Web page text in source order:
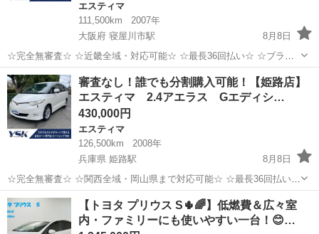
エスティマ
111,500km
2007年
大阪府 寝屋川市駅
8月8日
☆完全無審査☆ ☆近畿全域・対応可能☆ ☆最長36回払い☆ ☆ブラッ
クOK☆ ☆保証人・保証会社不要☆ ☆頭金・初期費用不要☆ ☆在籍確
認不要☆ ☆収入証明書不要☆ ●車両情報● 車種：...
大阪 寝屋川市 寝屋川市駅 エスティマ 車両
審査なし！誰でも分割購入可能！【姫路店】
エスティマ 2.4アエラス Gエディシ…
430,000円
エスティマ
126,500km
2008年
兵庫県 姫路駅
8月8日
☆完全無審査☆ ☆関西全域・岡山県まで対応可能☆ ☆最長36回払い☆
☆ブラックOK☆ ☆保証人・保証会社不要☆ ☆頭金・初期費用不要☆
☆在籍確認不要☆ ☆収入証明書...
兵庫 姫路市 姫路駅 エスティマ 車両
【トヨタ プリウス S🌵🌈】低燃費＆広々室
内・ファミリーにも使いやすい一台！😊…